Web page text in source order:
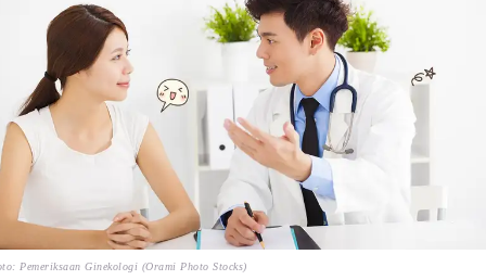
Pemeriksaan Ginekologi (Orami Photo Stocks)